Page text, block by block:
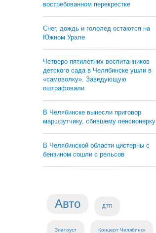
востребованном перекрестке
Снег, дождь и гололед остаются на
Южном Урале
Четверо пятилетних воспитанников
детского сада в Челябинске ушли в
«самоволку». Заведующую
оштрафовали
В Челябинске вынесли приговор
маршрутчику, сбившему пенсионерку
В Челябинской области цистерны с
бензином сошли с рельсов
Авто ДТП
Златоуст Концерт Челябинск